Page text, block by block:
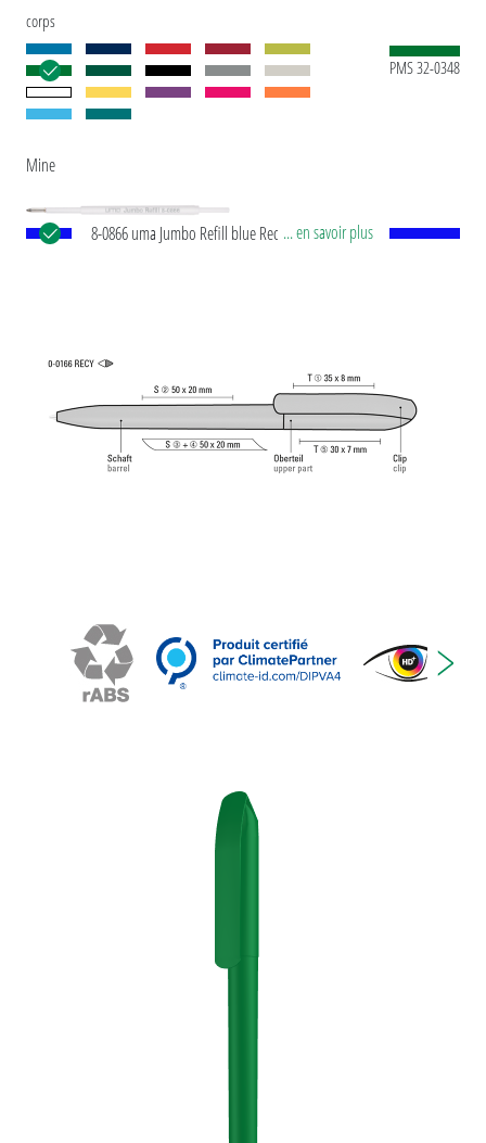
corps
PMS 32-0348
Mine
8-0866 uma Jumbo Refill blue Recharge
Dokumental
indélébile.
... en savoir plus